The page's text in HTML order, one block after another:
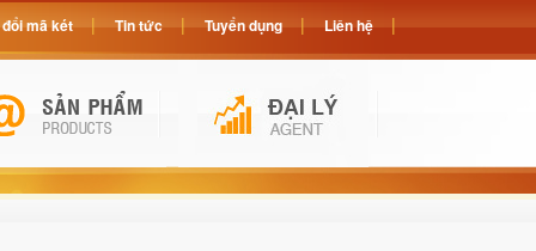
mã két Tin tức Tuyển dụng Liên hệ